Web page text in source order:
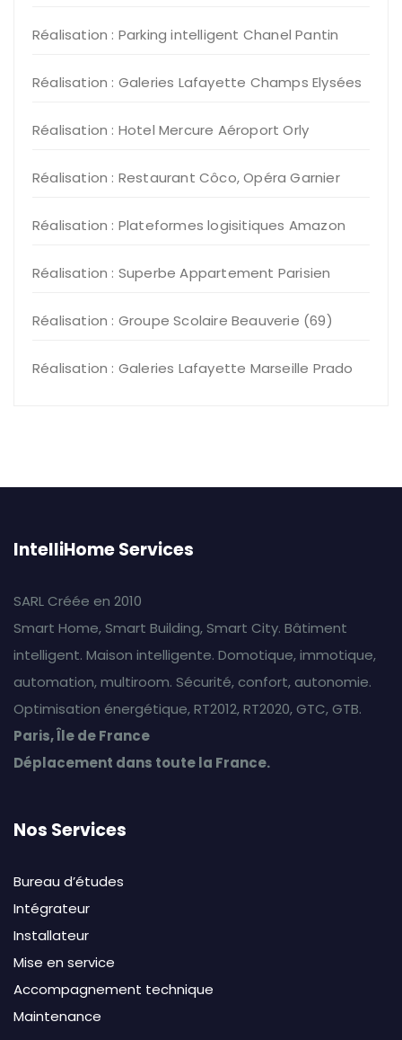
Réalisation : Parking intelligent Chanel Pantin
Réalisation : Galeries Lafayette Champs Elysées
Réalisation : Hotel Mercure Aéroport Orly
Réalisation : Restaurant Côco, Opéra Garnier
Réalisation : Plateformes logisitiques Amazon
Réalisation : Superbe Appartement Parisien
Réalisation : Groupe Scolaire Beauverie (69)
Réalisation : Galeries Lafayette Marseille Prado
IntelliHome Services
SARL Créée en 2010
Smart Home, Smart Building, Smart City. Bâtiment
intelligent. Maison intelligente. Domotique, immotique,
automation, multiroom. Sécurité, confort, autonomie.
Optimisation énergétique, RT2012, RT2020, GTC, GTB.
Paris, Île de France
Déplacement dans toute la France.
Nos Services
Bureau d’études
Intégrateur
Installateur
Mise en service
Accompagnement technique
Maintenance